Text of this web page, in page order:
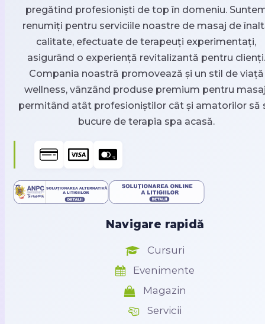
pregătind profesioniști de top în domeniu.
renumiți pentru serviciile noastre de masaj de
calitate, efectuate de terapeuți experimentați,
asigurând o experiență revitalizantă pentru clienți.
Compania noastră promovează și un stil de viață
wellness, vânzând produse premium pentru
permitând atât profesioniștilor cât și amatorilor să
bucure de terapia spa acasă.
Navigare rapidă
Cursuri
Evenimente
Magazin
Servicii